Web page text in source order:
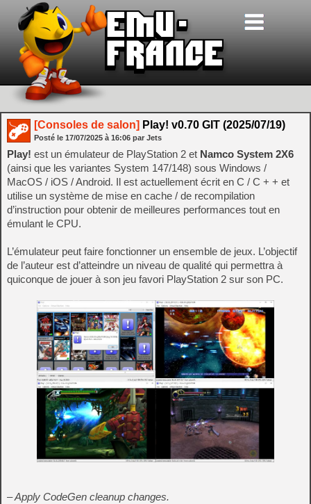
[Consoles de salon] Play! v0.70 GIT (2025/07/19)
Posté le 17/07/2025 à 16:06 par Jets
Play! est un émulateur de PlayStation 2 et Namco System 2X6
(ainsi que les variantes System 147/148) sous Windows /
MacOS / iOS / Android. Il est actuellement écrit en C / C + + et
utilise un système de mise en cache / de recompilation
d’instruction pour obtenir de meilleures performances tout en
émulant le CPU.
L’émulateur peut faire fonctionner un ensemble de jeux. L’objectif
de l’auteur est d’atteindre un niveau de qualité qui permettra à
quiconque de jouer à son jeu favori PlayStation 2 sur son PC.
– Apply CodeGen cleanup changes.